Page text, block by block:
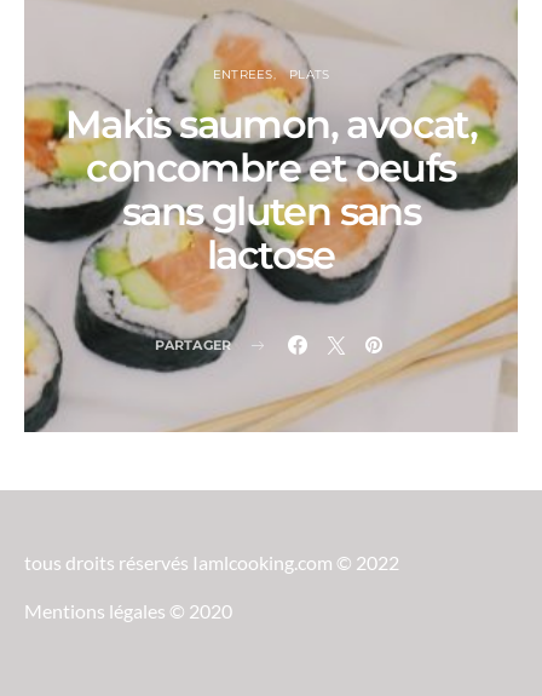
ENTREES PLATS
Makis saumon, avocat,
concombre et oeufs
sans gluten sans
lactose
PARTAGER
tous droits réservés Iamlcooking.com © 2022
Mentions légales © 2020